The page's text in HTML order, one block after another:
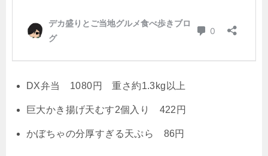
DX弁当 1080円 重さ約1.3kg以上
巨大かき揚げ天むす2個入り 422円
かぼちゃの分厚すぎる天ぷら 86円